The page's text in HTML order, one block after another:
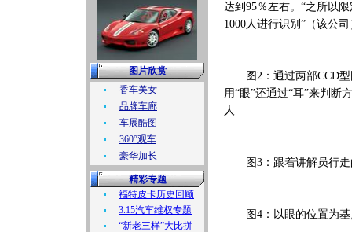
图片欣赏
香车美女
品牌车廊
车展酷图
360°观车
豪华加长
精彩专题
福特皮卡历史回顾
3.15汽车维权专题
“新老三样”大比拼
达到95％左右。“之所以
1000人进行识别”（该公
图2：通过两部CCD型
用“眼”还通过“耳”来判断
人
图3：跟着讲解员行走
图4：以眼的位置为基